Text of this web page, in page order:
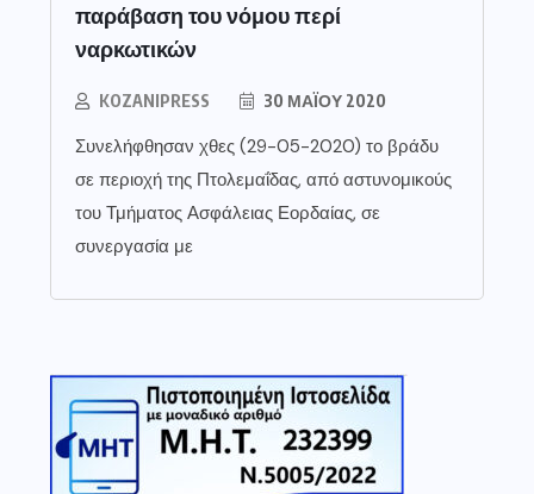
παράβαση του νόμου περί
ναρκωτικών
KOZANIPRESS 30 ΜΑΪ́ΟΥ 2020
Συνελήφθησαν χθες (29-05-2020) το βράδυ
σε περιοχή της Πτολεμαΐδας, από αστυνομικούς
του Τμήματος Ασφάλειας Εορδαίας, σε
συνεργασία με